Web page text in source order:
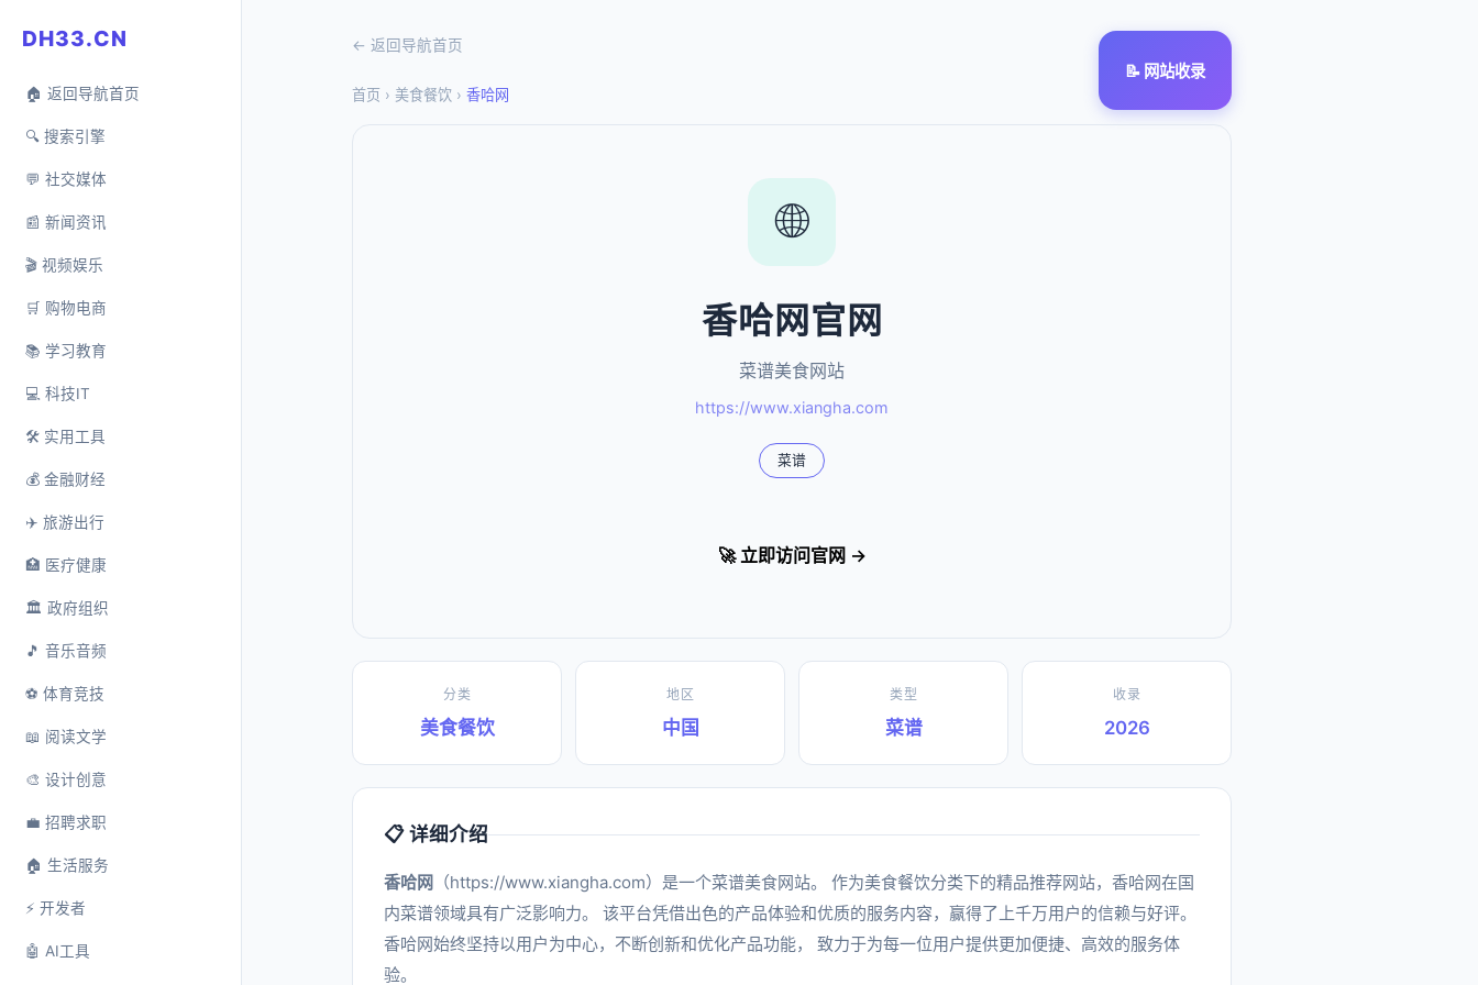
DH33.CN
🏠 返回导航首页
🔍 搜索引擎
💬 社交媒体
📰 新闻资讯
🎬 视频娱乐
🛒 购物电商
📚 学习教育
💻 科技IT
🛠️ 实用工具
💰 金融财经
✈️ 旅游出行
🏥 医疗健康
🏛️ 政府组织
🎵 音乐音频
⚽ 体育竞技
📖 阅读文学
🎨 设计创意
💼 招聘求职
🏠 生活服务
⚡ 开发者
🤖 AI工具
📝 网站收录
← 返回导航首页
首页 › 美食餐饮 › 香哈网
🌐
香哈网官网
菜谱美食网站
https://www.xiangha.com
菜谱
🚀 立即访问官网 →
分类
美食餐饮
地区
中国
类型
菜谱
收录
2026
📋 详细介绍
香哈网 （https://www.xiangha.com）是一个菜谱美食网站。 作为美食餐饮分类下的精品推荐网站，香哈网在国
内菜谱领域具有广泛影响力。 该平台凭借出色的产品体验和优质的服务内容，赢得了上千万用户的信赖与好评。
香哈网始终坚持以用户为中心，不断创新和优化产品功能， 致力于为每一位用户提供更加便捷、高效的服务体
验。